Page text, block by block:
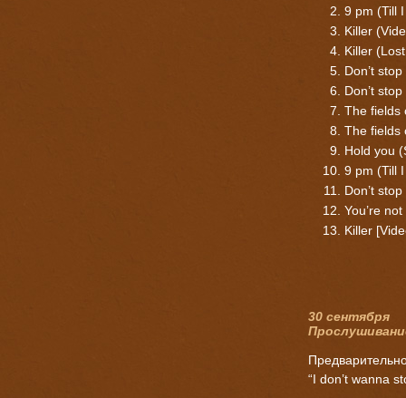
9 pm (Till
Killer
Killer
Don’t
Don’t
The fields
The fields
Hold you
9 pm (Till
Don’t
You’re
Killer
30 сентября
“I don’t wanna